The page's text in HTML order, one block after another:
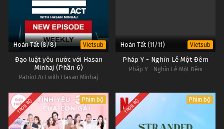
Hoàn Tất (8/8) Vietsub
Đạo luật yêu nước với Hasan
Minhaj (Phần 6)
Patriot Act with Hasan Minhaj
Hoàn Tất (11/11) Vietsub
Pháp Y - Nghìn Lẻ Một Đêm
Pháp Y - Nghìn Lẻ Một Đêm
TRỌN BỘ Phim bộ TRỌN BỘ Phim bộ